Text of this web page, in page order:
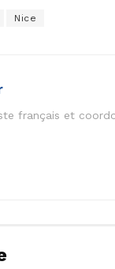
Nice
français et